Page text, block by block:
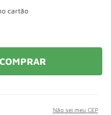
cartão
COMPRAR
Não sei meu CEP